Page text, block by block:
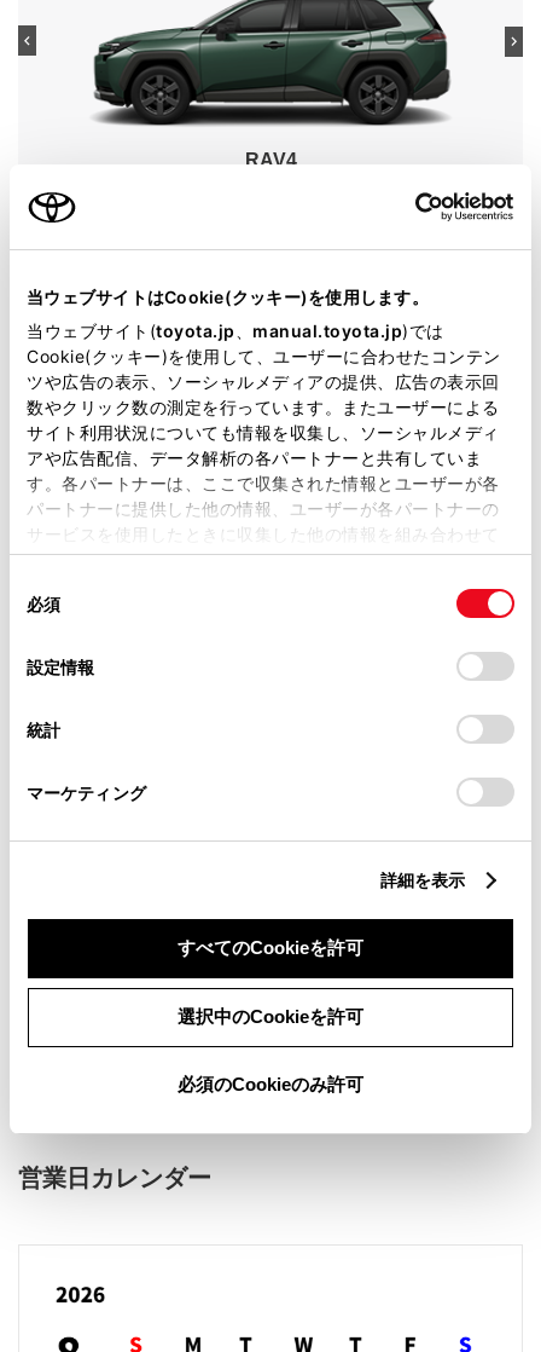
当ウェブサイトはCookie(クッキー)を使用します。
当ウェブサイト(toyota.jp manual.toyota.jp)では
Cookie(クッキー)を使用して、ユーザーに合わせたコンテン
ツや広告の表示、ソーシャルメディアの提供、広告の表示回
数やクリック数の測定を行っています。またユーザーによる
サイト利用状況についても情報を収集し、ソーシャルメディ
アや広告配信、データ解析の各パートナーと共有していま
す。各パートナーは、ここで収集された情報とユーザーが各
パートナーに提供した他の情報、ユーザーが各パートナーの
サービスを使用したときに収集した他の情報を組み合わせて
使用することがあります。当ウェブサイトの使用を続行する
デバイスにすべてのCookie(クッキー)が保存されることに同
意したことになります。Cookie(クッキー)のオプトアウト、
設定の変更、同意を撤回したりするにあたっては、当社の
「Cookie（クッキー）情報の取り扱いについて
」をご覧くだ
必須
設定情報
統計
マーケティング
詳細を表示
すべてのCookieを許可
選択中のCookieを許可
必須のCookieのみ許可
RAV4
グレード
エンジンタイプ ハイブリッド
駆動方式 E-Four
試乗予約
施設情報・サービス
営業日カレンダー